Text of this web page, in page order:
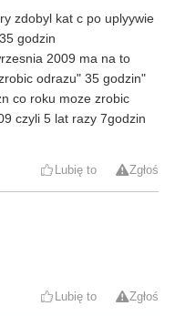
zdobyl kat c po uplyywie
godzin
2009 ma na to
odrazu" 35 godzin"
co roku moze zrobic
czyli 5 lat razy 7godzin
Lubię to Zgłoś
Lubię to Zgłoś